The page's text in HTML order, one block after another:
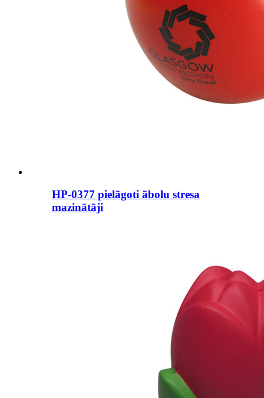
HP-0377 pielāgoti ābolu stresa
mazinātāji